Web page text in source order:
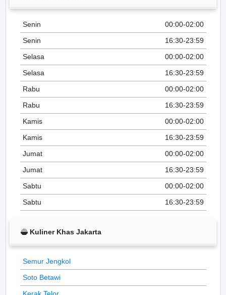
Senin
00:00-02:00
Senin
16:30-23:59
Selasa
00:00-02:00
Selasa
16:30-23:59
Rabu
00:00-02:00
Rabu
16:30-23:59
Kamis
00:00-02:00
Kamis
16:30-23:59
Jumat
00:00-02:00
Jumat
16:30-23:59
Sabtu
00:00-02:00
Sabtu
16:30-23:59
Kuliner Khas Jakarta
Semur Jengkol
Soto Betawi